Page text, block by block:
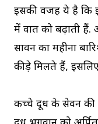
इसकी वजह ये है कि
में वात को बढ़ाती हैं.
सावन का महीना
कीड़े मिलते हैं,
कच्चे दूध के सेवन की